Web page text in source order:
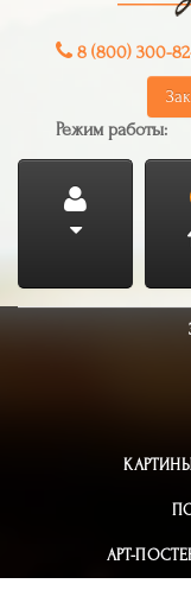
8 (800) 300-
Режим работы:
КАРТИНЫ
АРТ-